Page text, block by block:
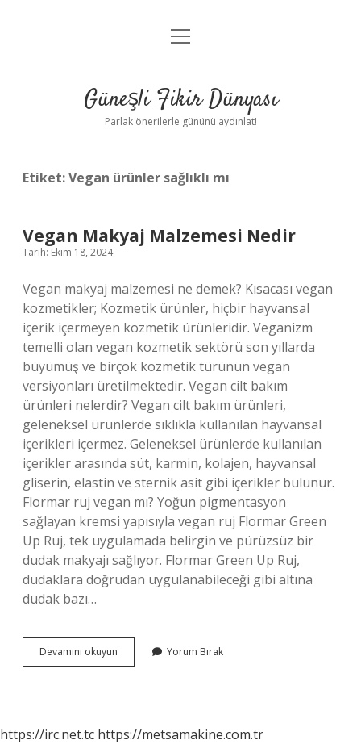
Anasayfa
Yasal Uyarı
menüyü
Güneşli Fikir Dünyası
Parlak önerilerle gününü aydınlat!
Etiket:Vegan ürünler sağlıklı mı
Vegan Makyaj Malzemesi Nedir
Tarih: Ekim 18, 2024
Vegan makyaj malzemesi ne demek? Kısacası vegan
kozmetikler; Kozmetik ürünler, hiçbir hayvansal
içerik içermeyen kozmetik ürünleridir. Veganizm
temelli olan vegan kozmetik sektörü son yıllarda
büyümüş ve birçok kozmetik türünün vegan
versiyonları üretilmektedir. Vegan cilt bakım
ürünleri nelerdir? Vegan cilt bakım ürünleri,
geleneksel ürünlerde sıklıkla kullanılan hayvansal
içerikleri içermez. Geleneksel ürünlerde kullanılan
içerikler arasında süt, karmin, kolajen, hayvansal
gliserin, elastin ve sternik asit gibi içerikler bulunur.
Flormar ruj vegan mı? Yoğun pigmentasyon
sağlayan kremsi yapısıyla vegan ruj Flormar Green
Up Ruj, tek uygulamada belirgin ve pürüzsüz bir
dudak makyajı sağlıyor. Flormar Green Up Ruj,
dudaklara doğrudan uygulanabileceği gibi altına
dudak bazı…
Devamını okuyun
Makyaj
Yorum Bırak
https://irc.net.tc https://metsamakine.com.tr